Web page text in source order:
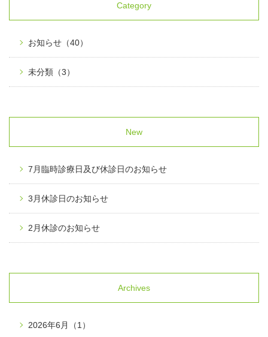
Category
お知らせ （40）
未分類 （3）
New
7月臨時診療日及び休診日のお知らせ
3月休診日のお知らせ
2月休診のお知らせ
Archives
2026年6月 （1）